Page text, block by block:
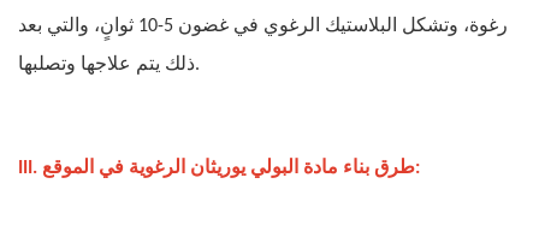
رغوة، وتشكل البلاستيك الرغوي في غضون 5-10 ثوانٍ، والتي بعد
ذلك يتم علاجها وتصلبها.
III. طرق بناء مادة البولي يوريثان الرغوية في الموقع: